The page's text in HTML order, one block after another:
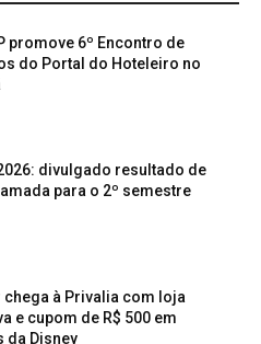
promove 6º Encontro de
do Portal do Hoteleiro no
divulgado resultado de
para o 2º semestre
chega à Privalia com loja
e cupom de R$ 500 em
da Disney